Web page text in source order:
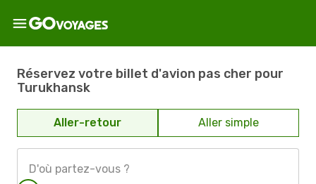
Réservez votre billet d'avion pas cher pour
Turukhansk
Aller-retour Aller simple
D'où partez-vous ?